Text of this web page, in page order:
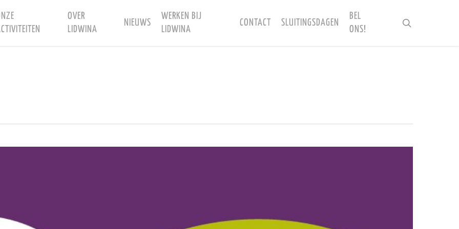
OVER
LIDWINA
NIEUWS
WERKEN BIJ
LIDWINA
CONTACT SLUITINGSDAGEN
BEL
ONS!